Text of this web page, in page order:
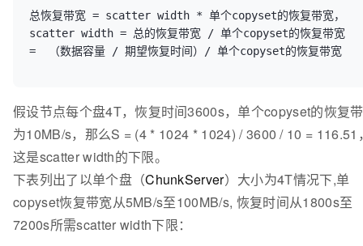
总恢复带宽 = scatter width * 单个copyset的恢复带宽，
scatter width =
=
假设节点每个盘4T，恢复时间3600s，单个copyset的恢复
为10MB/s，那么S = (4 * 1024 * 1024) / 3600 / 10 = 116.51
这是scatter width的下限。
下表列出了以单个盘（ChunkServer）大小为4T情况下,单
copyset恢复带宽从5MB/s至100MB/s, 恢复时间从1800s至
7200s所需scatter width下限：